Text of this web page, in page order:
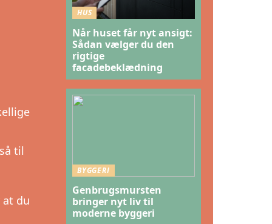
til
du
HUS
Når huset får nyt ansigt:
Sådan vælger du den
rigtige
facadebeklædning
BYGGERI
Genbrugsmursten
bringer nyt liv til
moderne byggeri